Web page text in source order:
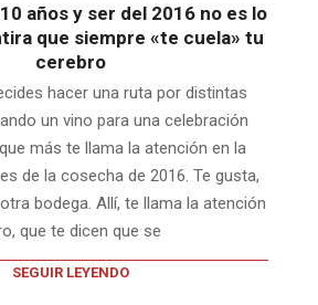
años y ser del 2016 no es lo
que siempre «te cuela» tu
cerebro
hacer una ruta por distintas
un vino para una celebración
más te llama la atención en la
de la cosecha de 2016. Te gusta,
bodega. Allí, te llama la atención
que te dicen que se
SEGUIR LEYENDO